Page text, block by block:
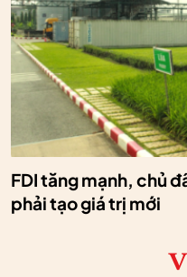
FDI tăng mạnh, chủ
phải tạo giá trị mới